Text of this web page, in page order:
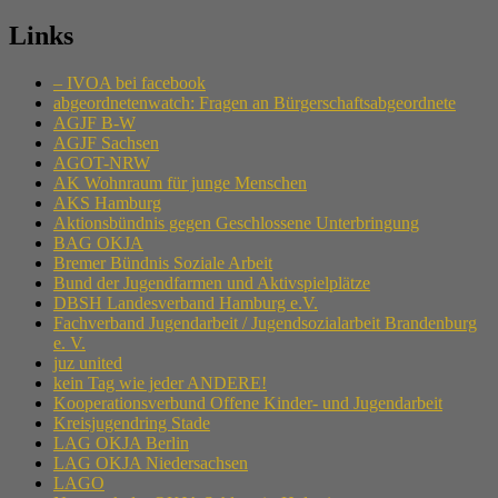
Links
– IVOA bei facebook
abgeordnetenwatch: Fragen an Bürgerschaftsabgeordnete
AGJF B-W
AGJF Sachsen
AGOT-NRW
AK Wohnraum für junge Menschen
AKS Hamburg
Aktionsbündnis gegen Geschlossene Unterbringung
BAG OKJA
Bremer Bündnis Soziale Arbeit
Bund der Jugendfarmen und Aktivspielplätze
DBSH Landesverband Hamburg e.V.
Fachverband Jugendarbeit / Jugendsozialarbeit Brandenburg
e. V.
juz united
kein Tag wie jeder ANDERE!
Kooperationsverbund Offene Kinder- und Jugendarbeit
Kreisjugendring Stade
LAG OKJA Berlin
LAG OKJA Niedersachsen
LAGO